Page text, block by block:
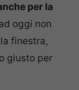
per la
oggi non
finestra,
giusto per